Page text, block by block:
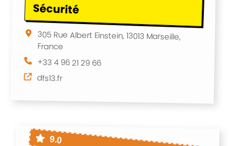
Sécurité
305 Rue Albert Einstein, 13013 Marseille,
France
+33 4 96 21 29 66
dfs13.fr
9.0